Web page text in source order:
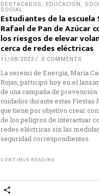
DESTACADOS , EDUCACION ,
SOCIAL
Estudiantes de la escuela
Rafael de Pan de Azúcar
los riesgos de elevar
cerca de redes eléctricas
11/08/2023 0 COMMENTS
La seremi de Energía, María
Rojas, participó hoy en el
de una campaña de prevención
cuidados durante estas Fiestas
que tiene por objetivo crear
de los peligros de interactuar
redes eléctricas sin las
seguridad correspondientes.
CONTINUE READING